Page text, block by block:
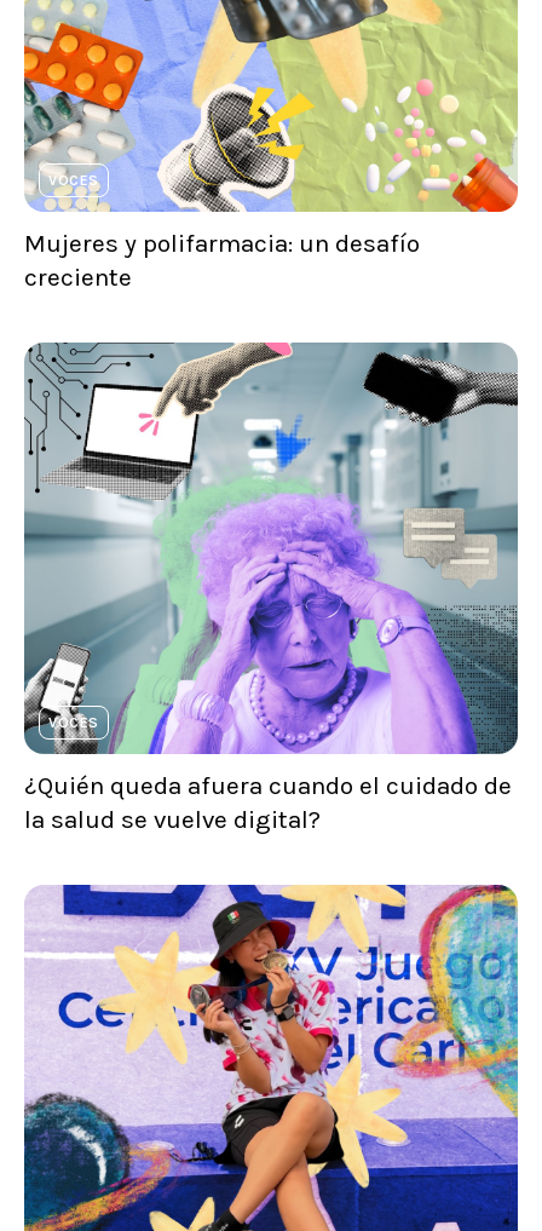
VOCES
Mujeres y polifarmacia: un desafío
creciente
VOCES
¿Quién queda afuera cuando el cuidado de
la salud se vuelve digital?